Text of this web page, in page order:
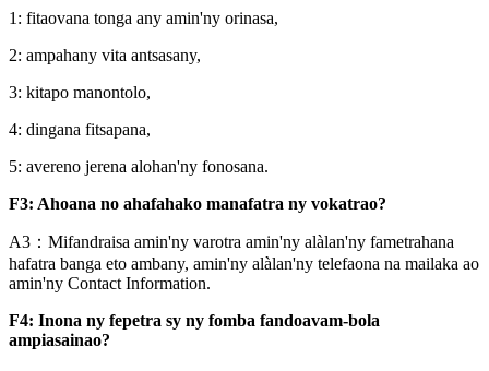
1: fitaovana tonga any amin'ny orinasa,
2: ampahany vita antsasany,
3: kitapo manontolo,
4: dingana fitsapana,
5: avereno jerena alohan'ny fonosana.
F3: Ahoana no ahafahako manafatra ny vokatrao?
A3：Mifandraisa amin'ny varotra amin'ny alàlan'ny fametrahana
hafatra banga eto ambany, amin'ny alàlan'ny telefaona na mailaka ao
amin'ny Contact Information.
F4: Inona ny fepetra sy ny fomba fandoavam-bola
ampiasainao?